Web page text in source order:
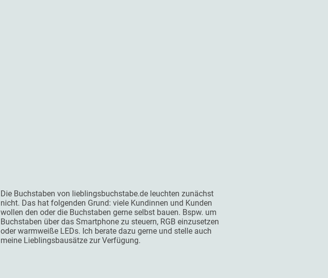
Die Buchstaben von lieblingsbuchstabe.de leuchten zunächst
nicht. Das hat folgenden Grund: viele Kundinnen und Kunden
wollen den oder die Buchstaben gerne selbst bauen. Bspw. um
Buchstaben über das Smartphone zu steuern, RGB einzusetzen
oder warmweiße LEDs. Ich berate dazu gerne und stelle auch
meine Lieblingsbausätze zur Verfügung.